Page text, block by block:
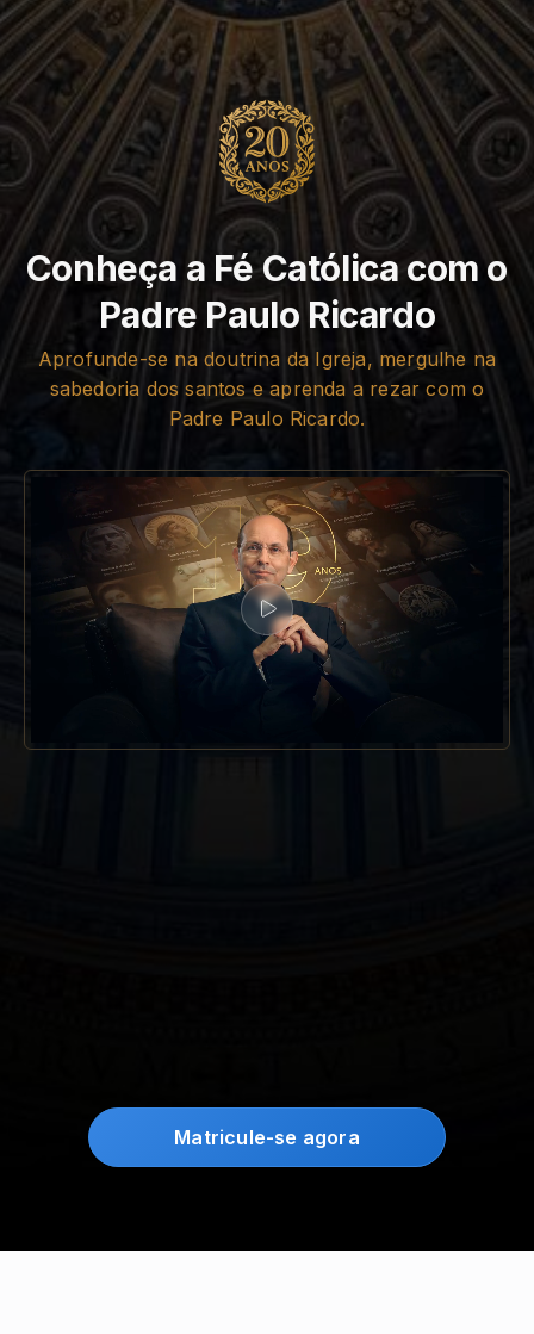
Conheça a Fé Católica com o
Padre Paulo Ricardo
Aprofunde-se na doutrina da Igreja, mergulhe na
sabedoria dos santos e aprenda a rezar com o
Padre Paulo Ricardo.
Matricule-se agora